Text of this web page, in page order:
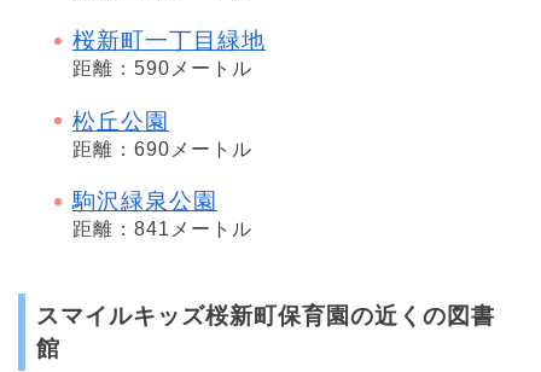
桜新町一丁目緑地
距離：590メートル
松丘公園
距離：690メートル
駒沢緑泉公園
距離：841メートル
スマイルキッズ桜新町保育園の近くの図書
館